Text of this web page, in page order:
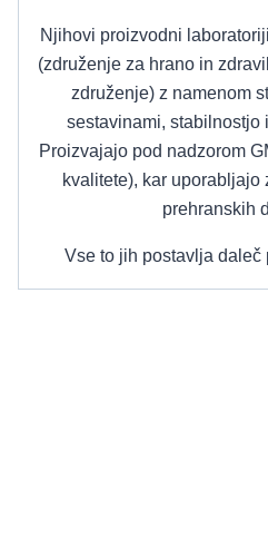
Njihovi proizvodni
(združenje za hrano in
združenje) z namenom
sestavinami, stabilnostjo
Proizvajajo pod nadzorom
kvalitete), kar
prehranskih
Vse to jih postavlja daleč